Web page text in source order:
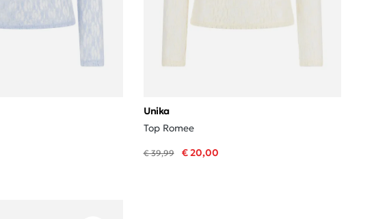
Unika
Top Romee
€ 39,99 € 20,00